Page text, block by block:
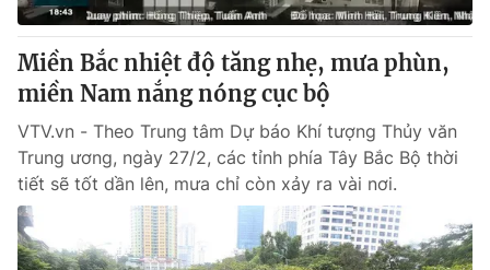
Miền Bắc nhiệt độ tăng nhẹ, mưa phùn,
miền Nam nắng nóng cục bộ
VTV.vn - Theo Trung tâm Dự báo Khí tượng Thủy văn
Trung ương, ngày 27/2, các tỉnh phía Tây Bắc Bộ thời
tiết sẽ tốt dần lên, mưa chỉ còn xảy ra vài nơi.